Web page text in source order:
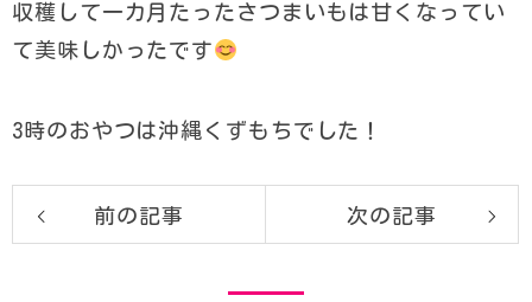
収穫して一カ月たったさつまいもは甘くなってい
て美味しかったです
3時のおやつは沖縄くずもちでした！
前の記事 次の記事